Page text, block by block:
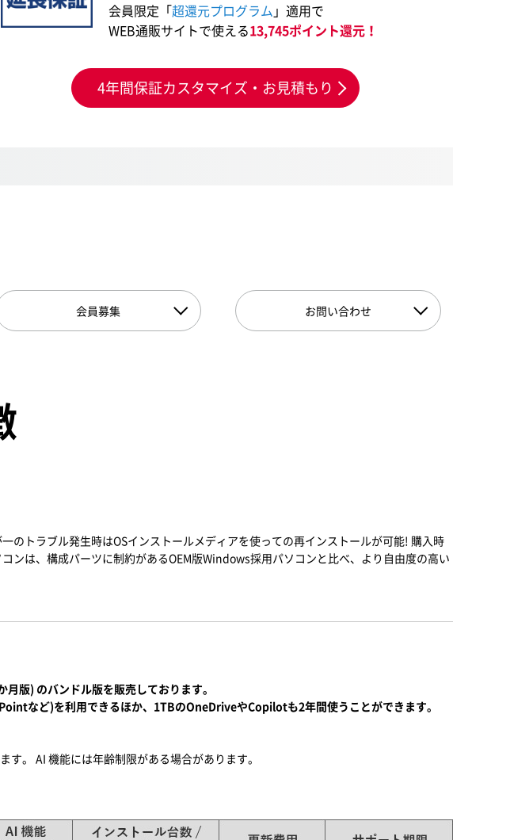
会員限定「超還元プログラム 」適用で
WEB通販サイトで使える13,745ポイント還元！
4年間保証カスタマイズ・お見積もり
会員募集 お問い合わせ
トラブル発生時はOSインストールメディアを使っての再インストールが可能! 購入時
ンは、構成パーツに制約があるOEM版Windows採用パソコンと比べ、より自由度の高い
版) のバンドル版を販売しております。
など)を利用できるほか、1TBのOneDriveやCopilotも2年間使うことができます。
。 AI 機能には年齢制限がある場合があります。